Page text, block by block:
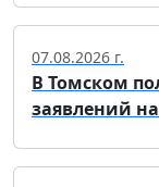
07.08.2026 г.
В Томском
заявлений